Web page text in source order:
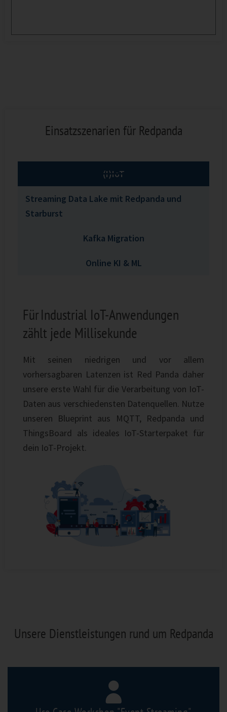
Einsatzszenarien für Redpanda
(I)IoT
Streaming Data Lake mit Redpanda und
Starburst
Kafka Migration
Online KI & ML
Für Industrial IoT-Anwendungen
zählt jede Millisekunde
Mit seinen niedrigen und vor allem
vorhersagbaren Latenzen ist Red Panda daher
unsere erste Wahl für die Verarbeitung von IoT-
Daten aus verschiedensten Datenquellen. Nutze
unseren Blueprint aus MQTT, Redpanda und
ThingsBoard als ideales IoT-Starterpaket für
dein IoT-Projekt.
Unsere Dienstleistungen rund um Redpanda